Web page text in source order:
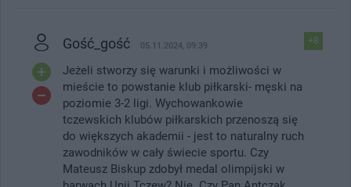
+8
Gość_gość 05.11.2024, 09:39
Jeżeli stworzy się warunki i możliwości w
mieście to powstanie klub piłkarski- męski na
poziomie 3-2 ligi. Wychowankowie
tczewskich klubów piłkarskich przenoszą się
do większych akademii - jest to naturalny ruch
zawodników w cały świecie sportu. Czy
Mateusz Biskup zdobył medal olimpijski w